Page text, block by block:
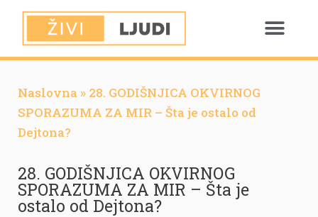
Naslovna » 28. GODIŠNJICA OKVIRNOG
SPORAZUMA ZA MIR – Šta je ostalo od
Dejtona?
28. GODIŠNJICA OKVIRNOG
SPORAZUMA ZA MIR – Šta je
ostalo od Dejtona?